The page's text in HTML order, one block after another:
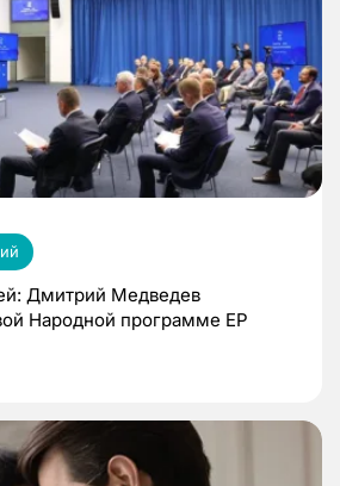
Дмитрий Медведев
Народной программе ЕР